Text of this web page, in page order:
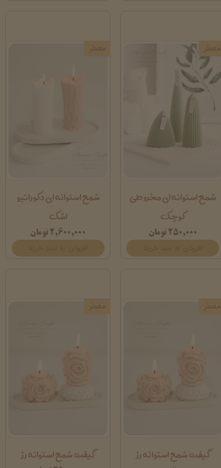
شمع استوانه ای مخروطی
کوچک
۲۵۰,۰۰۰ تومان
شمع استوانه ای دکوراتیو
اشک
۲,۶۰۰,۰۰۰ تومان
گیفت شمع استوانه رز
گیفت شمع استوانه رز